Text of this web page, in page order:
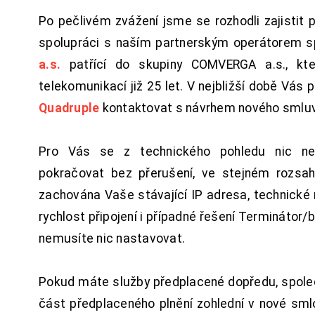
Po pečlivém zvážení jsme se rozhodli zajistit
spolupráci s naším partnerským operátorem
a.s. patřící do skupiny COMVERGA a.s.,
telekomunikací již 25 let. V nejbližší době Vás
Quadruple kontaktovat s návrhem nového
Pro Vás se z technického pohledu nic
pokračovat bez přerušení, ve stejném
zachována Vaše stávající IP adresa, technické
rychlost připojení i případné řešení Terminátor/
nemusíte nic nastavovat.
Pokud máte služby předplacené dopředu,
část předplaceného plnění zohlední v nové